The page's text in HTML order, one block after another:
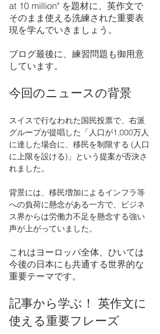
at 10 million" を題材に、英作文で
そのまま使える洗練された重要表
現を学んでいきましょう。
ブログ最後に、練習問題も御用意
しています。
今回のニュースの背景
スイスで行なわれた国民投票で、右派
グループが提唱した「人口が1,000万人
に達した場合に、移民を制限する (人口
に上限を設ける)」という提案が否決さ
れました。
背景には、移民増加によるインフラ等
への負荷に懸念がある一方で、ビジネ
ス界からは労働力不足を懸念する強い
声が上がっていました。
これはヨーロッパ全体、ひいては
今後の日本にも共通する世界的な
重要テーマです。
記事から学ぶ！ 英作文に
使える重要フレーズ